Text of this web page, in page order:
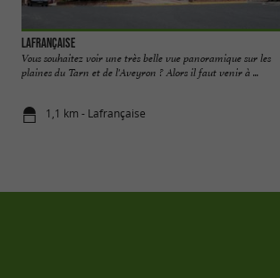
Lafrançaise
Vous souhaitez voir une très belle vue panoramique sur les
plaines du Tarn et de l'Aveyron ? Alors il faut venir à ...
1,1 km - Lafrançaise